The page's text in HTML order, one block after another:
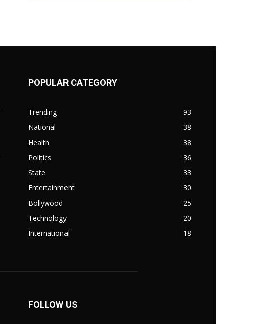
POPULAR CATEGORY
Trending
93
National
38
Health
38
Politics
36
State
33
Entertainment
30
Bollywood
25
Technology
20
International
18
FOLLOW US